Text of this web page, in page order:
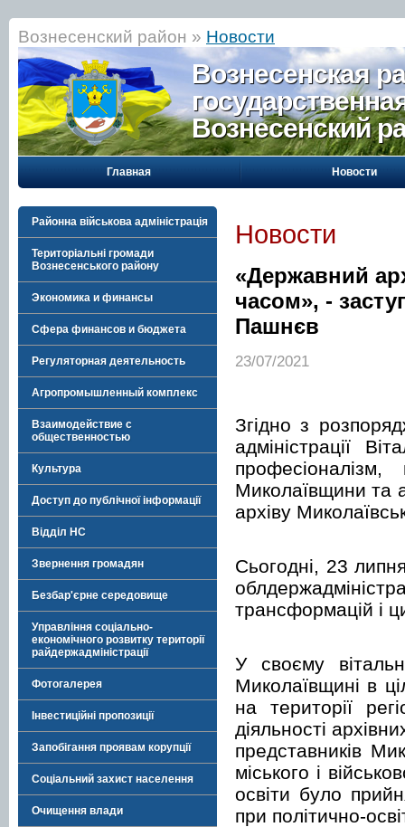
Вознесенский район » Новости
Вознесенская
Вознесенский
Главная Новости
Районна військова адміністрація
Територіальні громади
Вознесенського району
Экономика и финансы
Сфера финансов и бюджета
Регуляторная деятельность
Агропромышленный комплекс
Взаимодействие с
общественностью
Культура
Доступ до публічної інформації
Відділ НС
Звернення громадян
Безбар'єрне середовище
Управління соціально-
економічного розвитку території
райдержадміністрації
Фотогалерея
Інвестиційні пропозиції
Запобігання проявам корупції
Соціальний захист населення
Очищення влади
Новости
«Державний
часом», -
Пашнєв
23/07/2021
Згідно з
адміністрації
Миколаївщини та
архіву
Сьогодні, 23
трансформацій і
У своєму
Миколаївщині в
на території
діяльності
представників
міського і
освіти було
при політично-